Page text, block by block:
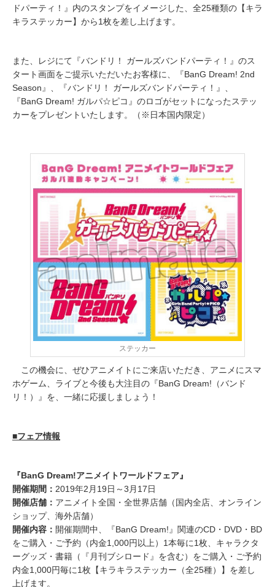
ドパーティ！』内のスタンプをイメージした、全25種類の【キラ
キラステッカー】から1枚を差し上げます。
また、レジにて『バンドリ！ ガールズバンドパーティ！』のス
タート画面をご提示いただいたお客様に、『BanG Dream! 2nd
Season』、『バンドリ！ ガールズバンドパーティ！』、
『BanG Dream! ガルパ☆ピコ』のロゴがセットになったステッ
カーをプレゼントいたします。（※日本国内限定）
ステッカー
この機会に、ぜひアニメイトにご来店いただき、アニメにスマ
ホゲーム、ライブと今後も大注目の『BanG Dream!（バンド
リ！）』を、一緒に応援しましょう！
■フェア情報
『BanG Dream!アニメイトワールドフェア』
開催期間： 2019年2月19日～3月17日
開催店舗： アニメイト全国・全世界店舗（国内全店、オンライン
ショップ、海外店舗）
開催内容： 開催期間中、『BanG Dream!』関連のCD・DVD・BD
をご購入・ご予約（内金1,000円以上）1本毎に1枚、キャラクタ
ーグッズ・書籍（『月刊ブシロード』を含む）をご購入・ご予約
内金1,000円毎に1枚【キラキラステッカー（全25種）】を差し
上げます。